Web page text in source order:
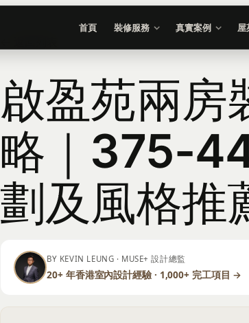
首頁 裝修服務 真實案例 屋
啟盈苑兩房
略｜375-
劃及風格推
BY KEVIN LEUNG · MUSE+ 設計總監
20+ 年香港室內設計經驗 · 1,000+ 完工項目 →